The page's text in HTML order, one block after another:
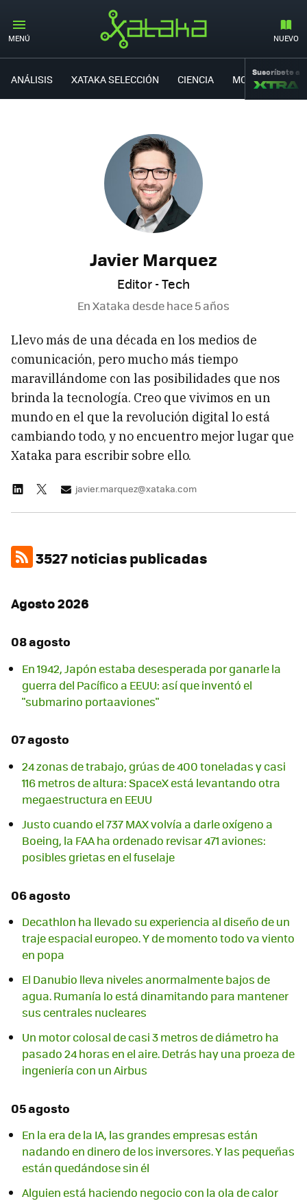
MENÚ NUEVO
ANÁLISIS XATAKA SELECCIÓN CIENCIA MOVILIDAD
Suscríbete a
Javier Marquez
Editor - Tech
En Xataka desdehace 5 años
Llevo más de una década en los medios de
comunicación, pero mucho más tiempo
maravillándome con las posibilidades que nos
brinda la tecnología. Creo que vivimos en un
mundo en el que la revolución digital lo está
cambiando todo, y no encuentro mejor lugar que
Xataka para escribir sobre ello.
javier.marquez@xataka.com
3527 noticias publicadas
Agosto 2026
08 agosto
En 1942, Japón estaba desesperada por ganarle la
guerra del Pacífico a EEUU: así que inventó el
"submarino portaaviones"
07 agosto
24 zonas de trabajo, grúas de 400 toneladas y casi
116 metros de altura: SpaceX está levantando otra
megaestructura en EEUU
Justo cuando el 737 MAX volvía a darle oxígeno a
Boeing, la FAA ha ordenado revisar 471 aviones:
posibles grietas en el fuselaje
06 agosto
Decathlon ha llevado su experiencia al diseño de un
traje espacial europeo. Y de momento todo va viento
en popa
El Danubio lleva niveles anormalmente bajos de
agua. Rumanía lo está dinamitando para mantener
sus centrales nucleares
Un motor colosal de casi 3 metros de diámetro ha
pasado 24 horas en el aire. Detrás hay una proeza de
ingeniería con un Airbus
05 agosto
En la era de la IA, las grandes empresas están
nadando en dinero de los inversores. Y las pequeñas
están quedándose sin él
Alguien está haciendo negocio con la ola de calor